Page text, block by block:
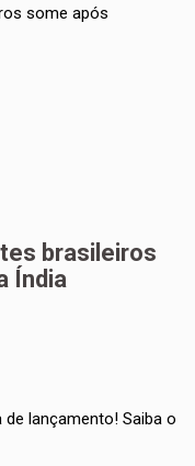
brasileiros
Índia